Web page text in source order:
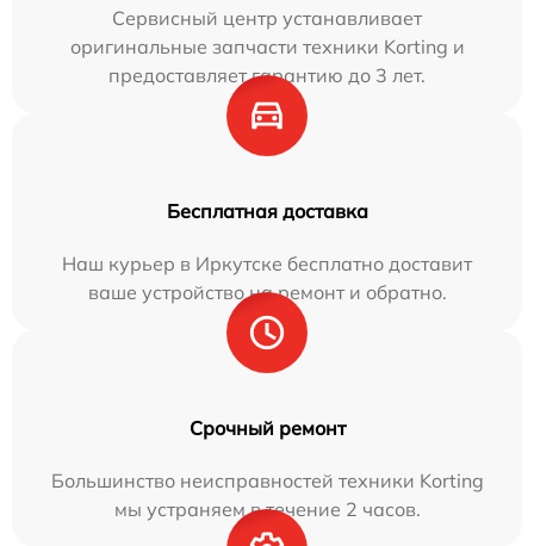
Сервисный центр устанавливает
оригинальные запчасти техники Korting и
предоставляет гарантию до 3 лет.
Бесплатная доставка
Наш курьер в Иркутске бесплатно доставит
ваше устройство на ремонт и обратно.
Срочный ремонт
Большинство неисправностей техники Korting
мы устраняем в течение 2 часов.